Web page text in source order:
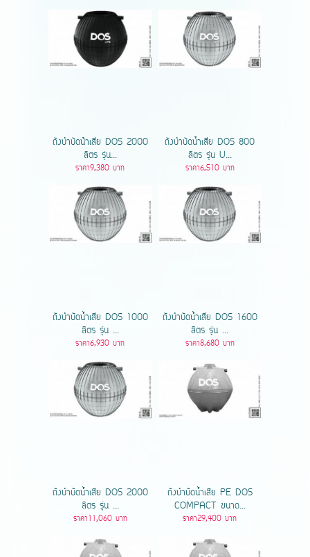
ถังบำบัดน้ําเสีย DOS 2000
ลิตร รุ่น...
ราคา9,380 บาท
ถังบำบัดน้ำเสีย DOS 800
ลิตร รุ่น U...
ราคา6,510 บาท
ถังบำบัดน้ำเสีย DOS 1000
ลิตร รุ่น ...
ราคา6,930 บาท
ถังบำบัดน้ำเสีย DOS 1600
ลิตร รุ่น ...
ราคา8,680 บาท
ถังบำบัดน้ำเสีย DOS 2000
ลิตร รุ่น ...
ราคา11,060 บาท
ถังบำบัดน้ำเสีย PE DOS
COMPACT ขนาด...
ราคา29,400 บาท